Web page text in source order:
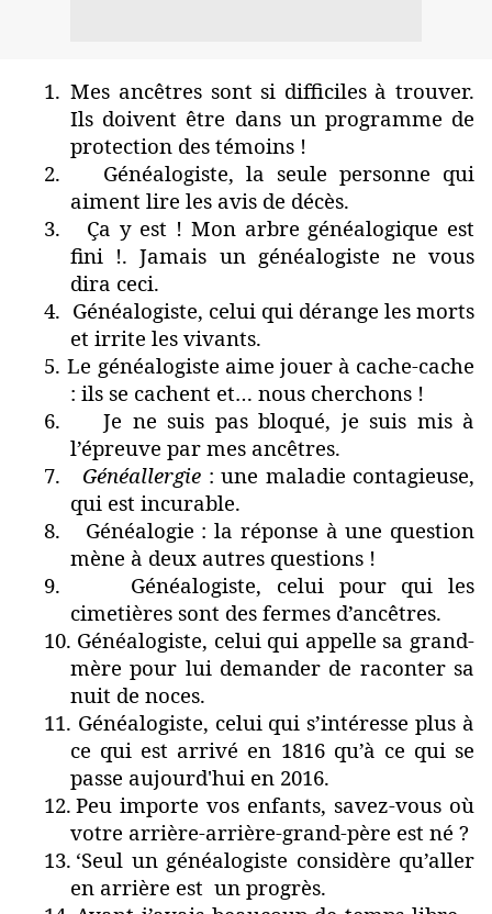
1. Mes ancêtres sont si difficiles à trouver.
Ils doivent être dans un programme de
protection des témoins !
2.
Généalogiste, la seule personne qui
aiment lire les avis de décès.
3.
Ça y est ! Mon arbre généalogique est
fini !. Jamais un généalogiste ne vous
dira ceci.
4. Généalogiste, celui qui dérange les morts
et irrite les vivants.
5. Le généalogiste aime jouer à cache-cache
: ils se cachent et… nous cherchons !
6.
Je ne suis pas bloqué, je suis mis à
l’épreuve par mes ancêtres.
7.
Généallergie : une maladie contagieuse,
qui est incurable.
8.
Généalogie : la réponse à une question
mène à deux autres questions !
9.
Généalogiste, celui pour qui les
cimetières sont des fermes d’ancêtres.
10. Généalogiste, celui qui appelle sa grand-
mère pour lui demander de raconter sa
nuit de noces.
11. Généalogiste, celui qui s’intéresse plus à
ce qui est arrivé en 1816 qu’à ce qui se
passe aujourd'hui en 2016.
12. Peu importe vos enfants, savez-vous où
votre arrière-arrière-grand-père est né ?
13. ‘Seul un généalogiste considère qu’aller
en arrière est un progrès.